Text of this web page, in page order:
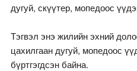
дугуй, скүүтер, мопедоос
Тэгвэл энэ жилийн эхний
цахилгаан дугуй, мопедоос
бүртгэгдсэн байна.